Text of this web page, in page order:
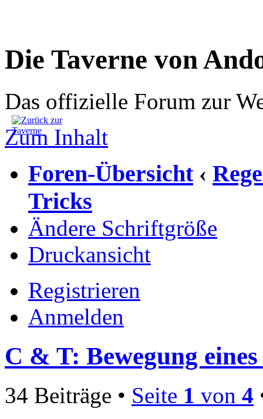
Die Taverne von
Das offizielle Forum zur
Zum Inhalt
Foren-Übersicht ‹
Tricks
Ändere Schriftgröße
Druckansicht
Registrieren
Anmelden
C & T: Bewegung
34 Beiträge • Seite 1 von 4